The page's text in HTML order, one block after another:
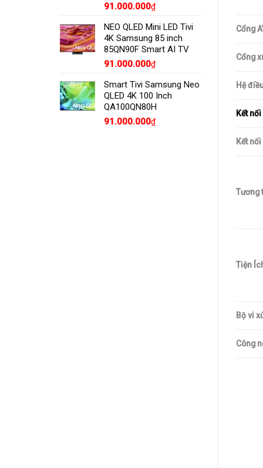
Cổng
Cổng
Hệ
Kết
Kết
Tương
Tiện
Bộ vi
Công
91.000.000₫
NEO QLED Mini LED Tivi
4K Samsung 85 inch
85QN90F Smart AI TV
91.000.000₫
Smart Tivi Samsung Neo
QLED 4K 100 Inch
QA100QN80H
91.000.000₫